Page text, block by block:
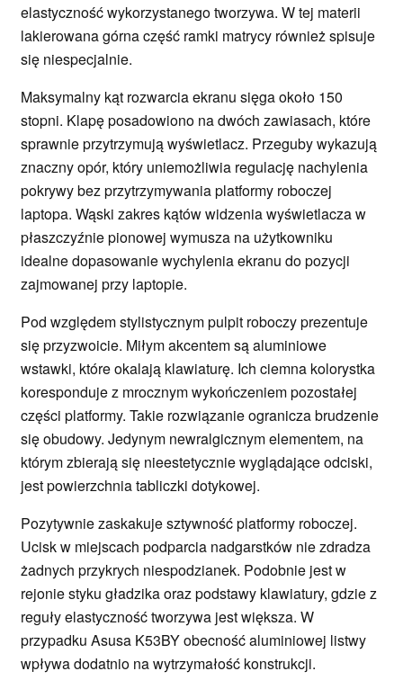
elastyczność wykorzystanego tworzywa. W tej materii
lakierowana górna część ramki matrycy również spisuje
się niespecjalnie.
Maksymalny kąt rozwarcia ekranu sięga około 150
stopni. Klapę posadowiono na dwóch zawiasach, które
sprawnie przytrzymują wyświetlacz. Przeguby wykazują
znaczny opór, który uniemożliwia regulację nachylenia
pokrywy bez przytrzymywania platformy roboczej
laptopa. Wąski zakres kątów widzenia wyświetlacza w
płaszczyźnie pionowej wymusza na użytkowniku
idealne dopasowanie wychylenia ekranu do pozycji
zajmowanej przy laptopie.
Pod względem stylistycznym pulpit roboczy prezentuje
się przyzwoicie. Miłym akcentem są aluminiowe
wstawki, które okalają klawiaturę. Ich ciemna kolorystka
koresponduje z mrocznym wykończeniem pozostałej
części platformy. Takie rozwiązanie ogranicza brudzenie
się obudowy. Jedynym newralgicznym elementem, na
którym zbierają się nieestetycznie wyglądające odciski,
jest powierzchnia tabliczki dotykowej.
Pozytywnie zaskakuje sztywność platformy roboczej.
Ucisk w miejscach podparcia nadgarstków nie zdradza
żadnych przykrych niespodzianek. Podobnie jest w
rejonie styku gładzika oraz podstawy klawiatury, gdzie z
reguły elastyczność tworzywa jest większa. W
przypadku Asusa K53BY obecność aluminiowej listwy
wpływa dodatnio na wytrzymałość konstrukcji.